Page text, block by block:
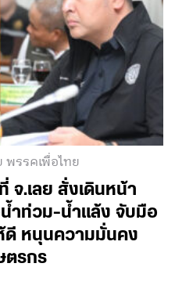
พรรคเพื่อไทย
จ.เลย สั่งเดินหน้า
ำท่วม-น้ำแล้ง จับมือ
ดี หนุนความมั่นคง
ตรกร